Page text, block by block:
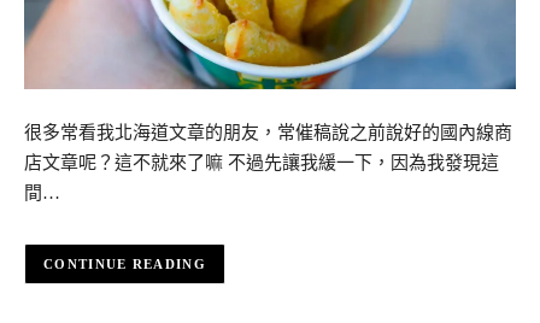
很多常看我北海道文章的朋友，常催稿說之前說好的國內線商
店文章呢？這不就來了嘛 不過先讓我緩一下，因為我發現這
間…
CONTINUE READING